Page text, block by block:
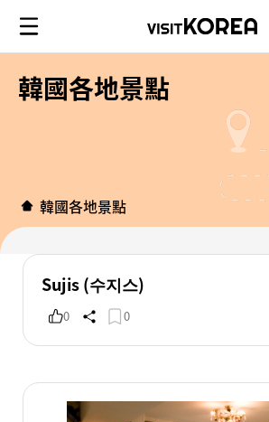
韓國各地景點
韓國各地景點
Sujis (수지스)
0 0